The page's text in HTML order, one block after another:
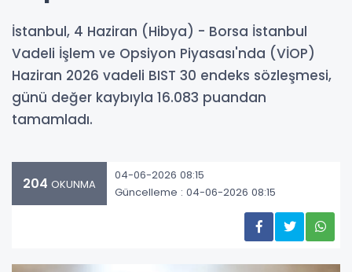
İstanbul, 4 Haziran (Hibya) - Borsa İstanbul
Vadeli İşlem ve Opsiyon Piyasası'nda (VİOP)
Haziran 2026 vadeli BIST 30 endeks sözleşmesi,
günü değer kaybıyla 16.083 puandan
tamamladı.
204 OKUNMA
04-06-2026 08:15
Güncelleme : 04-06-2026 08:15